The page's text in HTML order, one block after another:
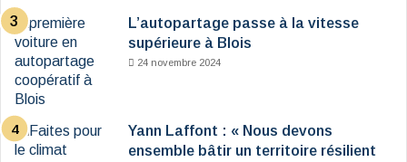
L’autopartage passe à la vitesse
supérieure à Blois
24 novembre 2024
Yann Laffont : « Nous devons
ensemble bâtir un territoire résilient